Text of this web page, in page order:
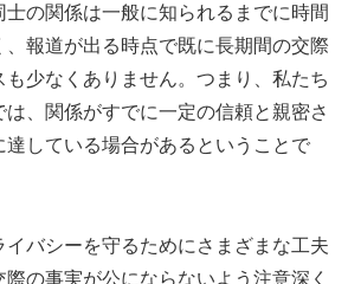
士の関係は一般に知られるまでに時間
、報道が出る時点で既に長期間の交際
少なくありません。つまり、私たち
、関係がすでに一定の信頼と親密さ
達している場合があるということで
イバシーを守るためにさまざまな工夫
の事実が公にならないよう注意深く